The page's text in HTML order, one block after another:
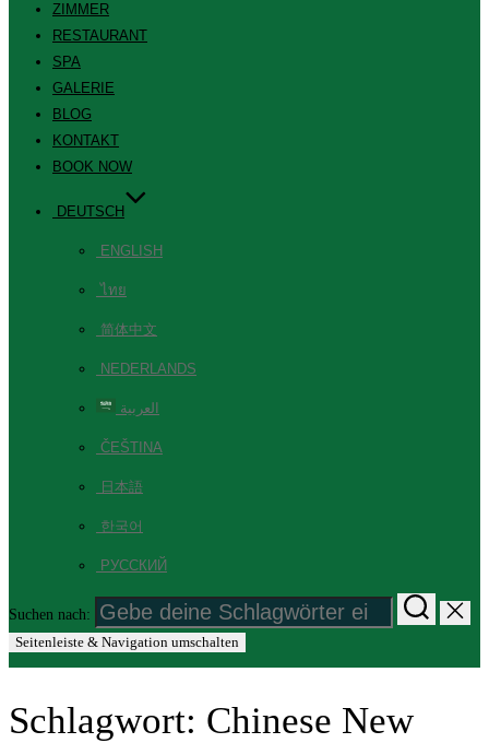
ZIMMER
RESTAURANT
SPA
GALERIE
BLOG
KONTAKT
BOOK NOW
DEUTSCH
ENGLISH
ไทย
简体中文
NEDERLANDS
العربية
ČEŠTINA
日本語
한국어
РУССКИЙ
Suchen nach:
Seitenleiste & Navigation umschalten
Schlagwort: Chinese New